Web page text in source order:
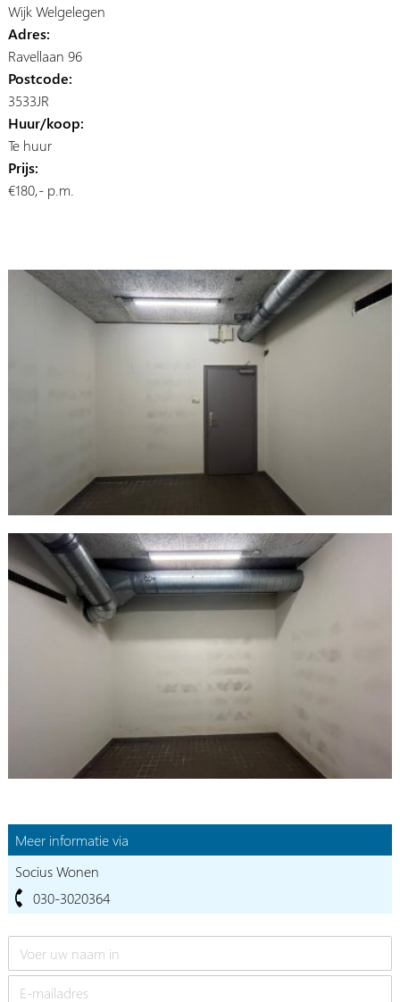
Wijk Welgelegen
Adres:
Ravellaan 96
Postcode:
3533JR
Huur/koop:
Te huur
Prijs:
€180,- p.m.
Meer informatie via
Socius Wonen
030-3020364